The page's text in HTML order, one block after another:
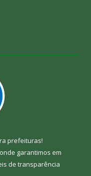
prefeituras!
garantimos em
de transparência